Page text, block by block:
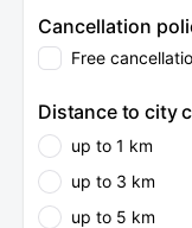
Cancellation
Free
Distance to city
up to 1 km
up to 3 km
up to 5 km